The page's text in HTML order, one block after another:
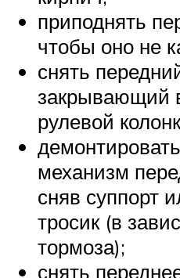
приподнять
чтобы оно не
снять
закрывающий
рулевой
механизм
сняв суппорт
тросик (в
тормоза);
снять